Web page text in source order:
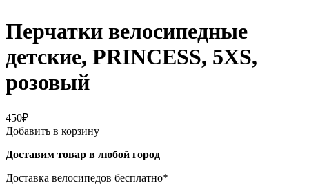
Перчатки велосипедные
детские, PRINCESS, 5XS,
розовый
450₽
Добавить в корзину
Доставим товар в любой город
Доставка велосипедов бесплатно*